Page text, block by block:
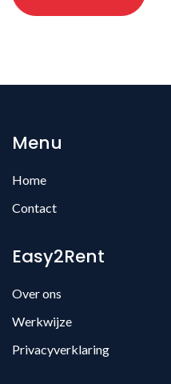
Menu
Home
Contact
Easy2Rent
Over ons
Werkwijze
Privacyverklaring